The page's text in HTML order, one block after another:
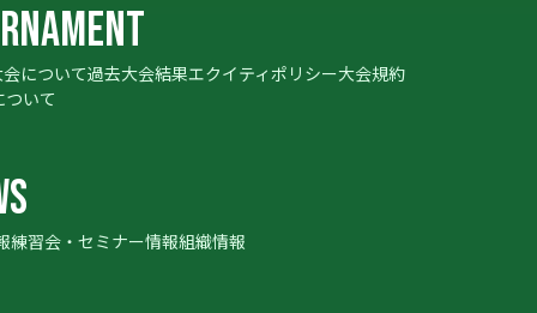
について過去大会結果エクイティポリシー大会規約
ついて
練習会・セミナー情報組織情報